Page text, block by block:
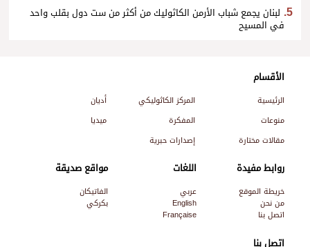
لبنان يجمع شباب الأرمن الكاثوليك من أكثر من ست دول بقلب واحد
في المسيح
اتصل بنا
الأقسام
الرئيسية المركز الكاثوليكي
أديان
منوعات
المفكرة
ميديا
مقالات مختارة
إصدارات حبرية
روابط مفيدة
خريطة الموقع
من نحن
اتصل بنا
اللغات
عربي
English
Française
مواقع صديقة
الفاتيكان
بكركي